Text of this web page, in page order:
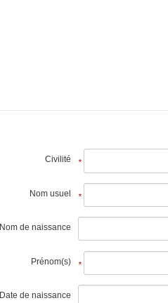
*
Civilité
*
Nom usuel
Nom de naissance
*
Prénom(s)
Date de naissance